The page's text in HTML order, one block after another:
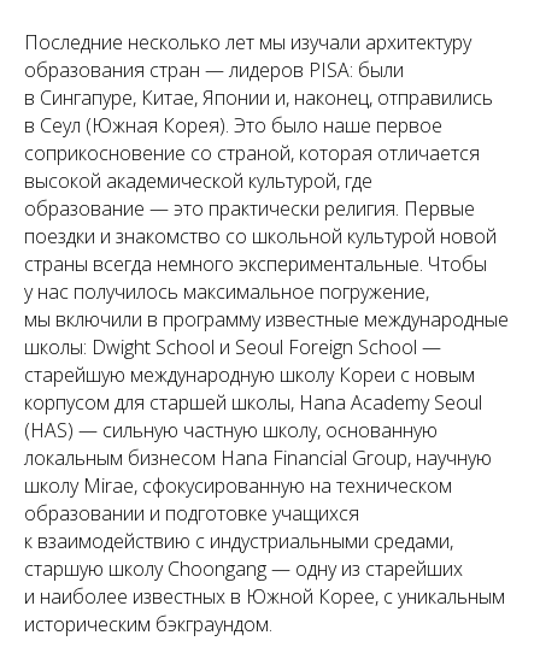
Последние несколько лет мы изучали архитектуру
образования стран — лидеров PISA: были
в Сингапуре, Китае, Японии и, наконец, отправились
в Сеул (Южная Корея). Это было наше первое
соприкосновение со страной, которая отличается
высокой академической культурой, где
образование — это практически религия. Первые
поездки и знакомство со школьной культурой новой
страны всегда немного экспериментальные. Чтобы
у нас получилось максимальное погружение,
мы включили в программу известные международные
школы: Dwight School и Seoul Foreign School —
старейшую международную школу Кореи с новым
корпусом для старшей школы, Hana Academy Seoul
(HAS) — сильную частную школу, основанную
локальным бизнесом Hana Financial Group, научную
школу Mirae, сфокусированную на техническом
образовании и подготовке учащихся
к взаимодействию с индустриальными средами,
старшую школу Choongang — одну из старейших
и наиболее известных в Южной Корее, с уникальным
историческим бэкграундом.